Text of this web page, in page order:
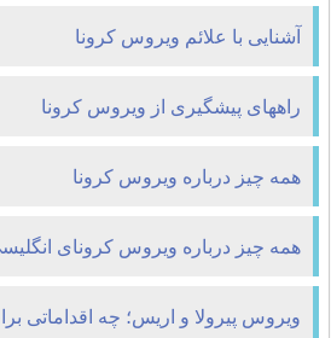
آشنایی با علائم ویروس کرونا
راههای پیشگیری از ویروس کرونا
همه چیز درباره ویروس کرونا
همه چیز درباره ویروس کرونای
ویروس پیرولا و اریس؛ چه اقداماتی